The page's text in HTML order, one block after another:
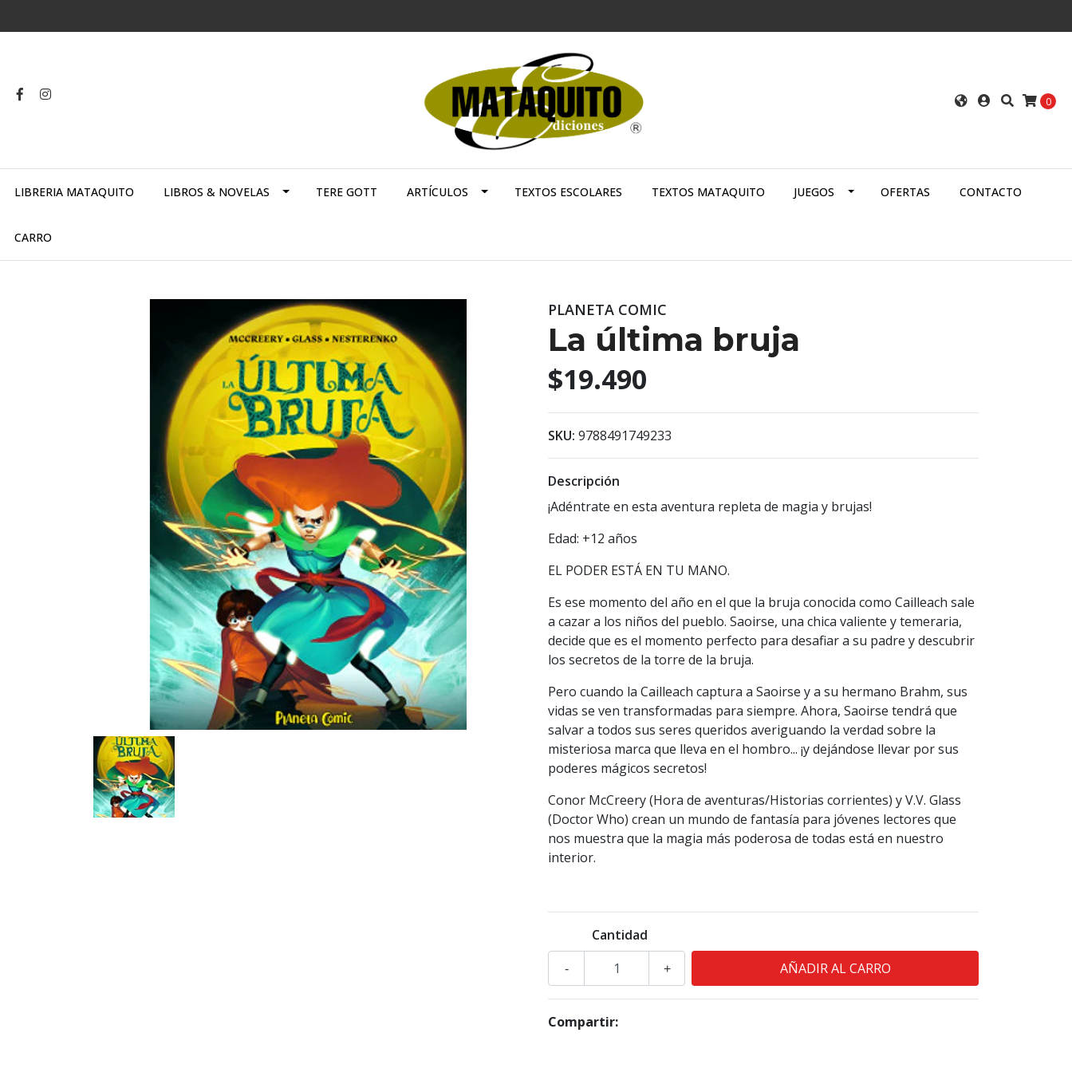
0
LIBRERIA MATAQUITO LIBROS & NOVELAS TERE GOTT ARTÍCULOS TEXTOS ESCOLARES TEXTOS MATAQUITO JUEGOS OFERTAS CONTACTO
CARRO
PLANETA COMIC
La última bruja
$19.490
SKU: 9788491749233
Descripción
¡Adéntrate en esta aventura repleta de magia y brujas!
Edad: +12 años
EL PODER ESTÁ EN TU MANO.
Es ese momento del año en el que la bruja conocida como Cailleach sale
a cazar a los niños del pueblo. Saoirse, una chica valiente y temeraria,
decide que es el momento perfecto para desafiar a su padre y descubrir
los secretos de la torre de la bruja.
Pero cuando la Cailleach captura a Saoirse y a su hermano Brahm, sus
vidas se ven transformadas para siempre. Ahora, Saoirse tendrá que
salvar a todos sus seres queridos averiguando la verdad sobre la
misteriosa marca que lleva en el hombro... ¡y dejándose llevar por sus
poderes mágicos secretos!
Conor McCreery (Hora de aventuras/Historias corrientes) y V.V. Glass
(Doctor Who) crean un mundo de fantasía para jóvenes lectores que
nos muestra que la magia más poderosa de todas está en nuestro
interior.
Cantidad
+
-
Compartir: